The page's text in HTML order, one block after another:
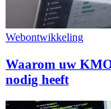
Webontwikkeling
Waarom uw KMO
nodig heeft